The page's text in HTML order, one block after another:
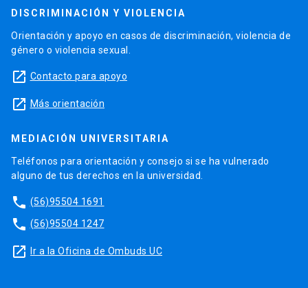
DISCRIMINACIÓN Y VIOLENCIA
Orientación y apoyo en casos de discriminación, violencia de
género o violencia sexual.
launch Contacto para apoyo
launch Más orientación
MEDIACIÓN UNIVERSITARIA
Teléfonos para orientación y consejo si se ha vulnerado
alguno de tus derechos en la universidad.
phone (56)95504 1691
phone (56)95504 1247
launch Ir a la Oficina de Ombuds UC